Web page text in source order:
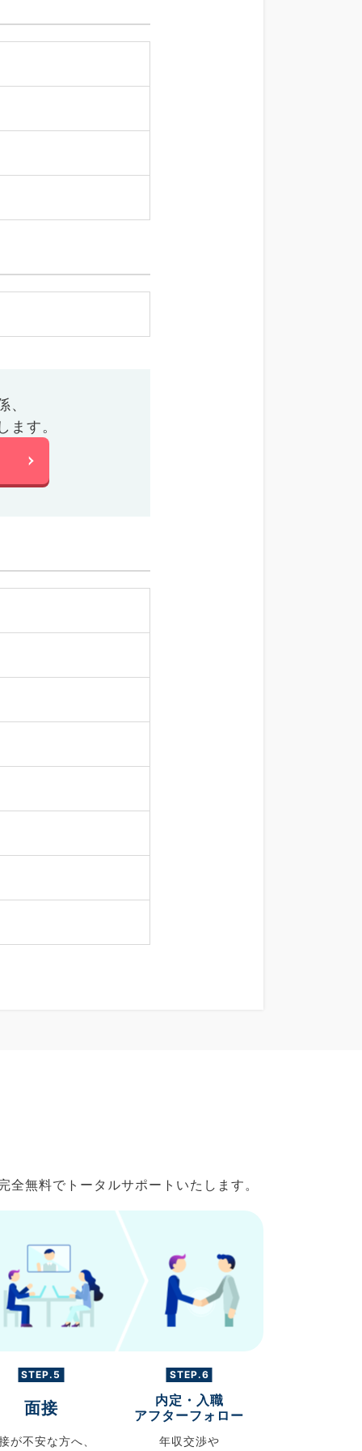
、
す。
無料でトータルサポートいたします。
STEP.5
面接
が不安な方へ、
STEP.6
内定・入職
アフターフォロー
年収交渉や